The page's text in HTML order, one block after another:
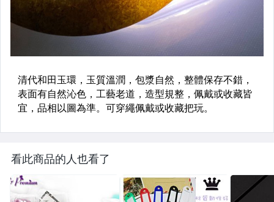
看此商品的人也看了